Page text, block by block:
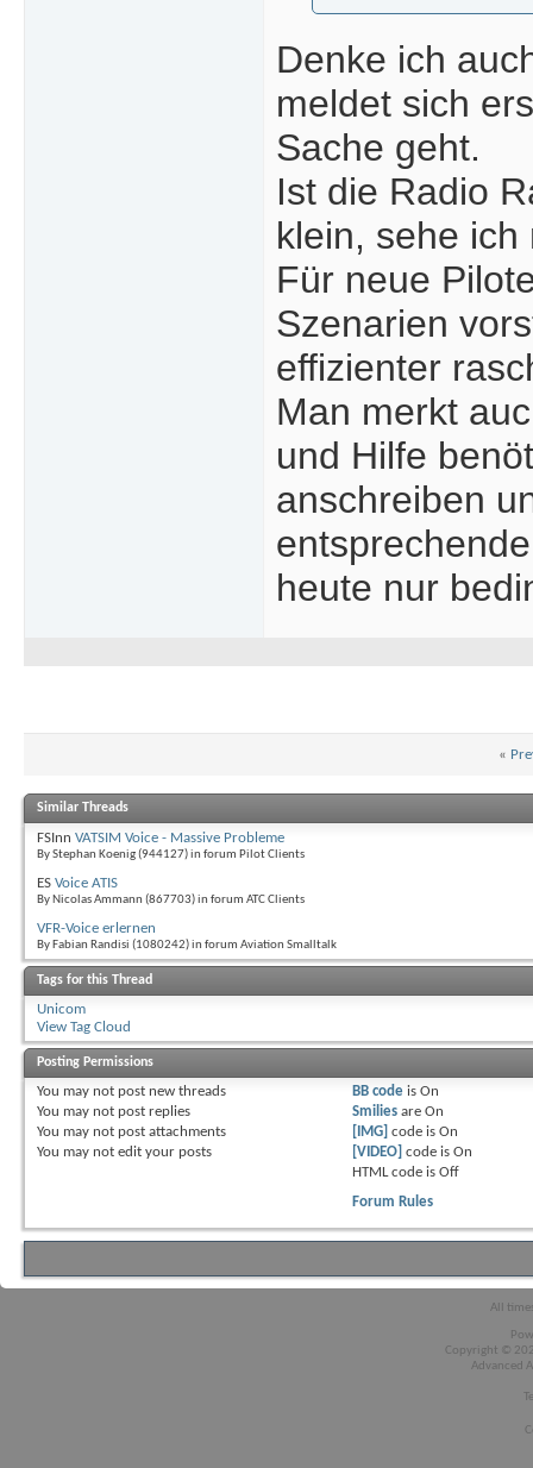
Denke ich
meldet sich
Sache geht.
Ist die Radio
klein, sehe
Für neue
Szenarien
effizienter
Man merkt
und Hilfe
anschreiben
heute nur
«
Similar Threads
FSInn VATSIM Voice - Massive Probleme
By Stephan Koenig (944127) in forum Pilot Clients
ES Voice ATIS
By Nicolas Ammann (867703) in forum ATC Clients
VFR-Voice erlernen
By Fabian Randisi (1080242) in forum Aviation Smalltalk
Tags for this Thread
Unicom
View Tag Cloud
Posting Permissions
You may not post new threads
You may not post replies
You may not post attachments
You may not edit your posts
BB codeis On
Smiliesare On
[IMG] code is On
[VIDEO] code is On
HTML code is Off
Forum Rules
All
Copyright ©
Advanced